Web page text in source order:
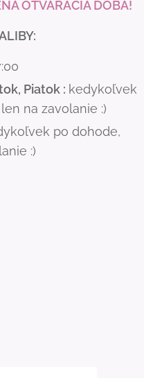
OTVÁRACIA DOBA!
Piatok : kedykoľvek
na zavolanie :)
po dohode,
:)